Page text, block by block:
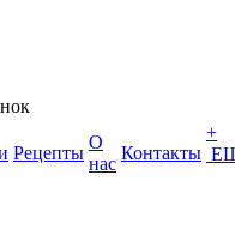
Рецепты
О
нас
Контакты
+